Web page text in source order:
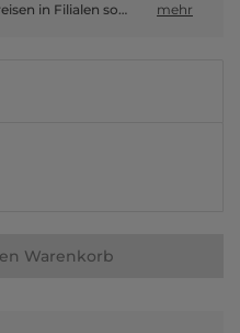
Online-Preise können von den Preisen in Filialen sowie Shop-in-Shop-Flächen abweichen. mehr
Warenkorb